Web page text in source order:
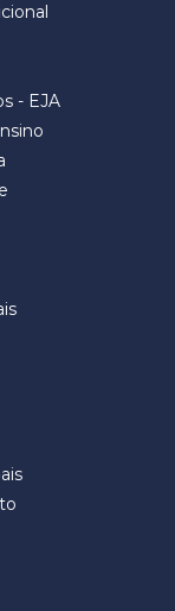
- EJA